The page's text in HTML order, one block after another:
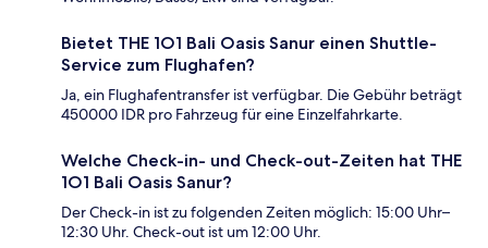
Bietet THE 1O1 Bali Oasis Sanur einen Shuttle-
Service zum Flughafen?
Ja, ein Flughafentransfer ist verfügbar. Die Gebühr beträgt
450000 IDR pro Fahrzeug für eine Einzelfahrkarte.
Welche Check-in- und Check-out-Zeiten hat THE
1O1 Bali Oasis Sanur?
Der Check-in ist zu folgenden Zeiten möglich: 15:00 Uhr–
12:30 Uhr. Check-out ist um 12:00 Uhr.